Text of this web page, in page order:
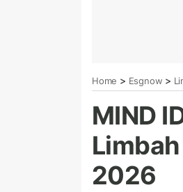
Home > Esgnow >
MIND
2026